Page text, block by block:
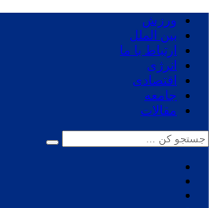
ورزش
بین الملل
ارتباط با ما
انرژی
اقتصادی
جامعه
مقالات